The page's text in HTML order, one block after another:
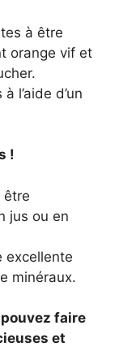
à être
orange vif et
l’aide d’un
!
être
jus ou en
excellente
minéraux.
faire
et